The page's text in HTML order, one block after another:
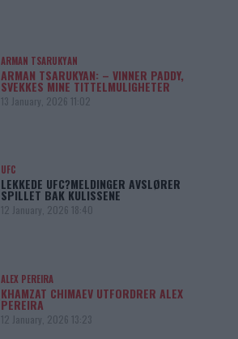
ARMAN TSARUKYAN
ARMAN TSARUKYAN: – VINNER PADDY,
SVEKKES MINE TITTELMULIGHETER
13 January, 2026 11:02
UFC
LEKKEDE UFC?MELDINGER AVSLØRER
SPILLET BAK KULISSENE
12 January, 2026 18:40
ALEX PEREIRA
KHAMZAT CHIMAEV UTFORDRER ALEX
PEREIRA
12 January, 2026 13:23